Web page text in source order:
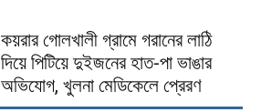
কয়রার গোলখালী গ্রামে গরানের লাঠি
দিয়ে পিটিয়ে দুইজনের হাত-পা ভাঙার
অভিযোগ, খুলনা মেডিকেলে প্রেরণ